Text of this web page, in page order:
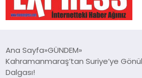
ANDIRIN
Ana Sayfa GÜNDEM
Kahramanmaraş’tan Suriye’ye
Dalgası!